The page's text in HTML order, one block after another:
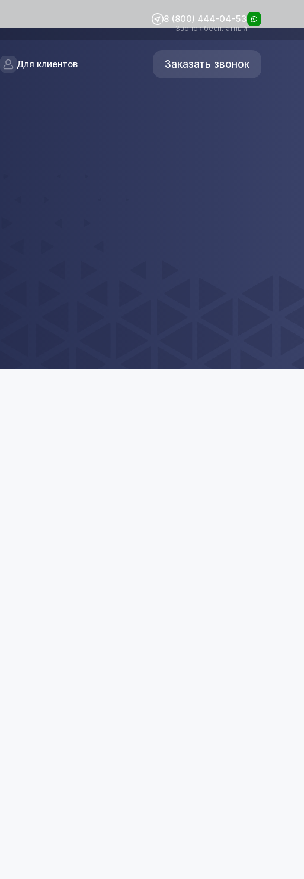
8 (800) 444-04-53
Звонок бесплатный
Для клиентов Заказать звонок